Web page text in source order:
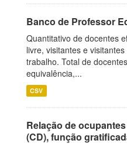
Banco de Professor
Quantitativo de docentes
livre, visitantes e
trabalho. Total de
equivalência,...
CSV
Relação de
(CD), função